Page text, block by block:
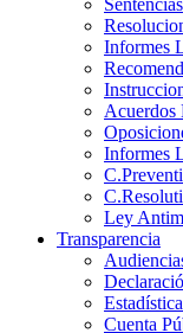
Informes
Acuerdos
Informes
Ley
Transparencia
Cuenta